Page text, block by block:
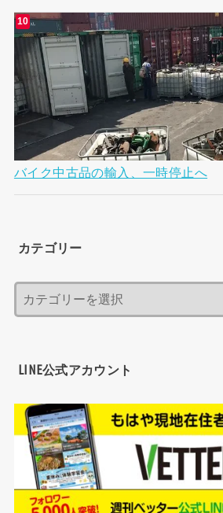
バイク中古品の輸入、一時停止へ
カテゴリー
LINE公式アカウント